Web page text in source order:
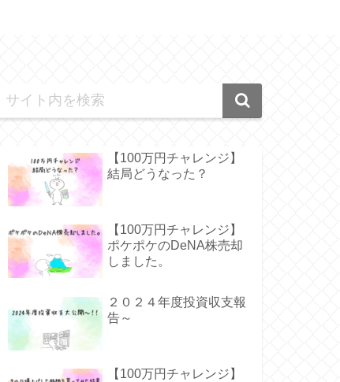
【100万円チャレンジ】
結局どうなった？
【100万円チャレンジ】
ポケポケのDeNA株売却
しました。
２０２４年度投資収支報
告～
【100万円チャレンジ】